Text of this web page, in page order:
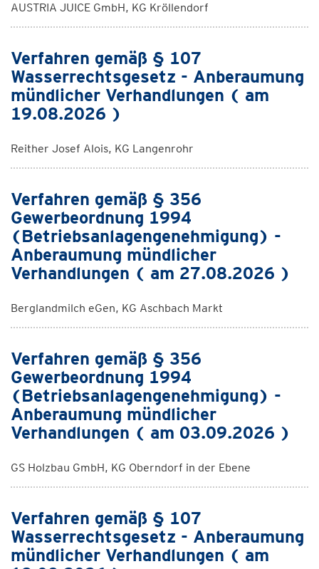
AUSTRIA JUICE GmbH, KG Kröllendorf
Verfahren gemäß § 107
Wasserrechtsgesetz - Anberaumung
mündlicher Verhandlungen ( am
19.08.2026 )
Reither Josef Alois, KG Langenrohr
Verfahren gemäß § 356
Gewerbeordnung 1994
(Betriebsanlagengenehmigung) -
Anberaumung mündlicher
Verhandlungen ( am 27.08.2026 )
Berglandmilch eGen, KG Aschbach Markt
Verfahren gemäß § 356
Gewerbeordnung 1994
(Betriebsanlagengenehmigung) -
Anberaumung mündlicher
Verhandlungen ( am 03.09.2026 )
GS Holzbau GmbH, KG Oberndorf in der Ebene
Verfahren gemäß § 107
Wasserrechtsgesetz - Anberaumung
mündlicher Verhandlungen ( am